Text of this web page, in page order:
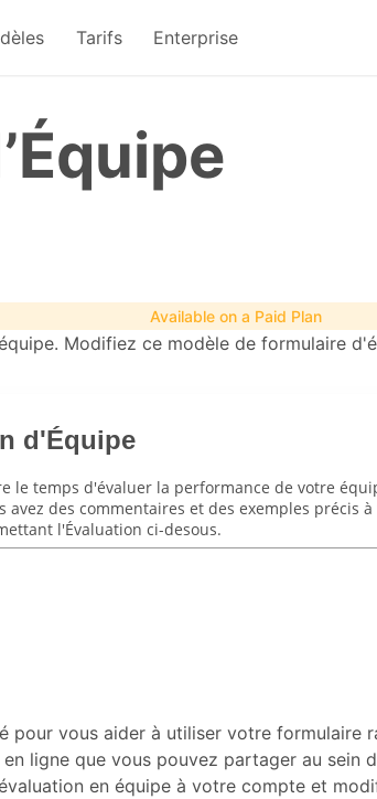
Tarifs Enterprise
Available on a Paid Plan
Modifiez ce modèle de formulaire
pour vous aider à utiliser votre formulaire
en ligne que vous pouvez partager au
en équipe à votre compte et